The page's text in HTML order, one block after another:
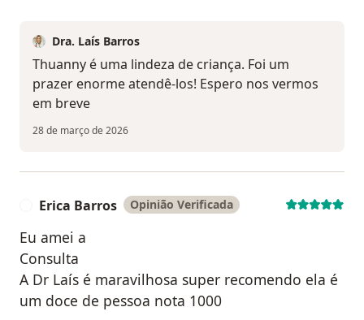
Dra. Laís Barros
Thuanny é uma lindeza de criança. Foi um
prazer enorme atendê-los! Espero nos vermos
em breve
28 de março de 2026
Erica Barros Opinião Verificada
Eu amei a
Consulta
A Dr Laís é maravilhosa super recomendo ela é
um doce de pessoa nota 1000